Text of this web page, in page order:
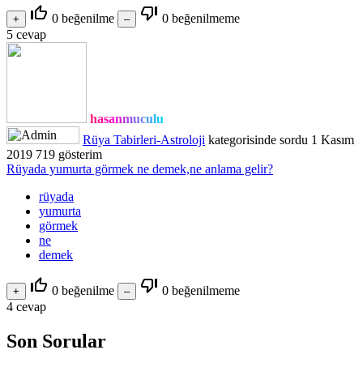
thumb_up_off_alt 0 beğenilme thumb_down_off_alt 0 beğenilmeme
5 cevap
hasanmuculu
Rüya Tabirleri-Astroloji kategorisinde sordu 1 Kasım
2019 719 gösterim
Rüyada yumurta görmek ne demek,ne anlama gelir?
rüyada
yumurta
görmek
ne
demek
thumb_up_off_alt 0 beğenilme thumb_down_off_alt 0 beğenilmeme
4 cevap
Son Sorular